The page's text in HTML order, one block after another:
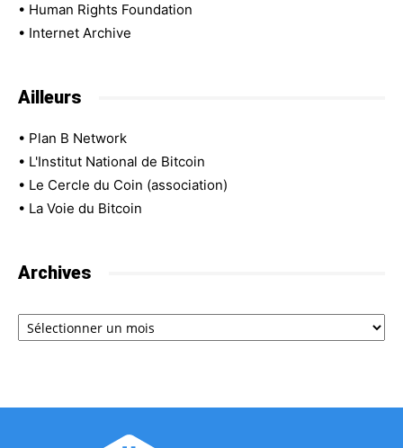
• Human Rights Foundation
• Internet Archive
Ailleurs
• Plan B Network
• L'Institut National de Bitcoin
• Le Cercle du Coin (association)
• La Voie du Bitcoin
Archives
Archives